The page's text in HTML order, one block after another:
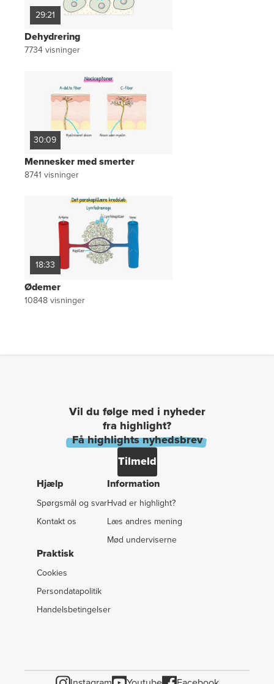
29:21
Dehydrering
7734visninger
30:09
Mennesker med smerter
8741 visninger
18:33
Ødemer
10848visninger
Vil du følge med i nyheder
fra highlight?
Få highlights nyhedsbrev
Tilmeld
Hjælp
Spørgsmål og svar
Kontakt os
Information
Hvad er highlight?
Læs andres mening
Mød underviserne
Praktisk
Cookies
Persondatapolitik
Handelsbetingelser